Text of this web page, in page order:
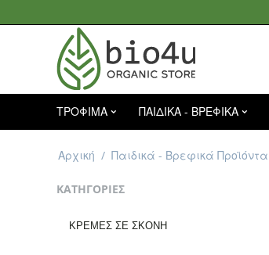
ΤΡΟΦΙΜΑ ΠΑΙΔΙΚΑ - ΒΡΕΦΙΚΑ
Αρχική / Παιδικά - Βρεφικά Προϊόντα
ΚΑΤΗΓΟΡΊΕΣ
ΚΡΈΜΕΣ ΣΕ ΣΚΌΝΗ